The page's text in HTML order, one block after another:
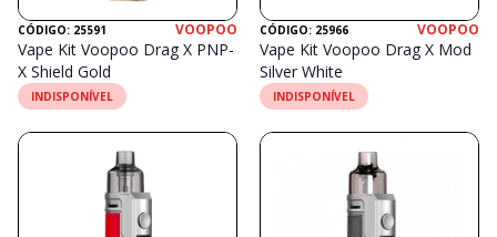
CÓDIGO: 25591 VOOPOO
Vape Kit Voopoo Drag X PNP-
X Shield Gold
INDISPONÍVEL
CÓDIGO: 25966 VOOPOO
Vape Kit Voopoo Drag X Mod
Silver White
INDISPONÍVEL